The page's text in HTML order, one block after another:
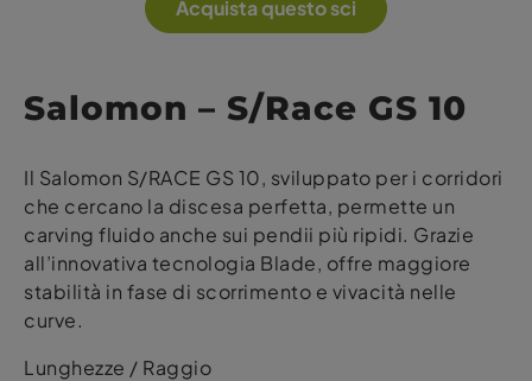
Acquista questo sci
Salomon – S/Race GS 10
Il Salomon S/RACE GS 10, sviluppato per i corridori
che cercano la discesa perfetta, permette un
carving fluido anche sui pendii più ripidi. Grazie
all’innovativa tecnologia Blade, offre maggiore
stabilità in fase di scorrimento e vivacità nelle
curve.
Lunghezze / Raggio